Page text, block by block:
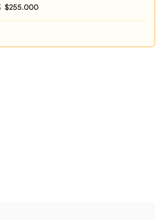
$255.000